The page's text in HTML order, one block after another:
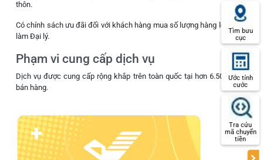
thôn.
Có chính sách ưu đãi đối với khách hàng mua số lượng hàng lớn hoặc
làm Đại lý.
Phạm vi cung cấp dịch vụ
Dịch vụ được cung cấp rộng khắp trên toàn quốc tại hơn 6.500 điểm
bán hàng.
Tìm bưu
cục
Ước tính
cước
Tra cứu
mã chuyển
tiền